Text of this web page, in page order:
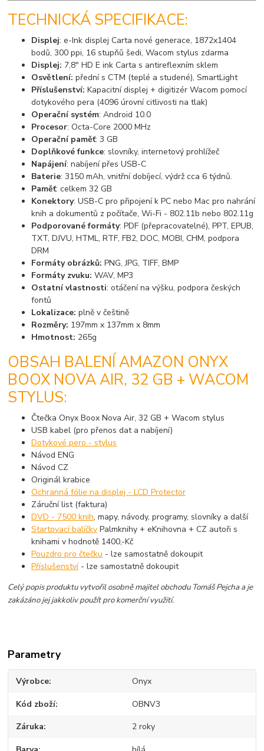
TECHNICKÁ SPECIFIKACE:
Displej: e-Ink displej Carta nové generace, 1872x1404
bodů, 300 ppi, 16 stupňů šedi, Wacom stylus zdarma
Displej: 7,8" HD E ink Carta s antireflexním sklem
Osvětlení: přední s CTM (teplé a studené), SmartLight
Příslušenství: Kapacitní displej + digitizér Wacom pomocí
dotykového pera (4096 úrovní citlivosti na tlak)
Operační systém: Android 10.0
Procesor: Octa-Core 2000 MHz
Operační paměť: 3 GB
Doplňkové funkce: slovníky, internetový prohlížeč
Napájení: nabíjení přes USB-C
Baterie: 3150 mAh, vnitřní dobíjecí, výdrž cca 6 týdnů.
Paměť: celkem 32 GB
Konektory: USB-C pro připojení k PC nebo Mac pro nahrání
knih a dokumentů z počítače, Wi-Fi - 802.11b nebo 802.11g
Podporované formáty: PDF (přepracovatelné), PPT, EPUB,
TXT, DJVU, HTML, RTF, FB2, DOC, MOBI, CHM, podpora
DRM
Formáty obrázků: PNG, JPG, TIFF, BMP
Formáty zvuku: WAV, MP3
Ostatní vlastnosti: otáčení na výšku, podpora českých
fontů
Lokalizace: plně v češtině
Rozměry: 197mm x 137mm x 8mm
Hmotnost: 265g
OBSAH BALENÍ AMAZON ONYX
BOOX NOVA AIR, 32 GB + WACOM
STYLUS:
Čtečka Onyx Boox Nova Air, 32 GB + Wacom stylus
USB kabel (pro přenos dat a nabíjení)
Dotykové pero - stylus
Návod ENG
Návod CZ
Originál krabice
Ochranná fólie na displej - LCD Protector
Záruční list (faktura)
DVD - 7500 knih, mapy, návody, programy, slovníky a další
Startovací balíčky Palmknihy + eKnihovna + CZ autoři s
knihami v hodnotě 1400,-Kč
Pouzdro pro čtečku - lze samostatně dokoupit
Příslušenství- lze samostatně dokoupit
Celý popis produktu vytvořil osobně majitel obchodu Tomáš Pejcha a je
zakázáno jej jakkoliv použít pro komerční využití.
Parametry
Výrobce Onyx
Kód zboží OBNV3
Záruka 2 roky